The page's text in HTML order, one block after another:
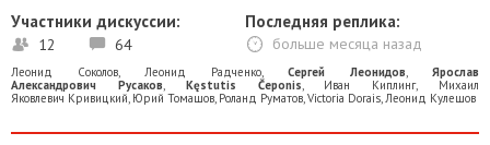
Участники дискуссии:
12 64
Последняя реплика:
больше месяца назад
Леонид Соколов, Леонид Радченко, Сергей Леонидов, Ярослав
Александрович Русаков, Kęstutis Čeponis, Иван Киплинг, Михаил
Яковлевич Кривицкий, Юрий Томашов, Роланд Руматов,Victoria Dorais,Леонид Кулешов